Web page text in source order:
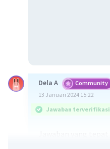
Dela A Community
13 Januari 2024 15:22
Jawaban terverifikasi